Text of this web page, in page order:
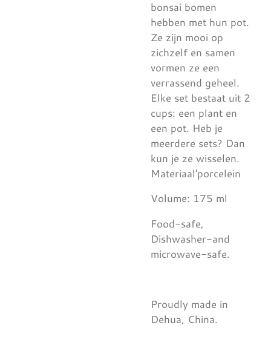
bonsai bomen
hebben met hun pot.
Ze zijn mooi op
zichzelf en samen
vormen ze een
verrassend geheel.
Elke set bestaat uit 2
cups: een plant en
een pot. Heb je
meerdere sets? Dan
kun je ze wisselen.
Materiaal'porcelein
Volume: 175 ml
Food-safe,
Dishwasher-and
microwave-safe.
Proudly made in
Dehua, China.